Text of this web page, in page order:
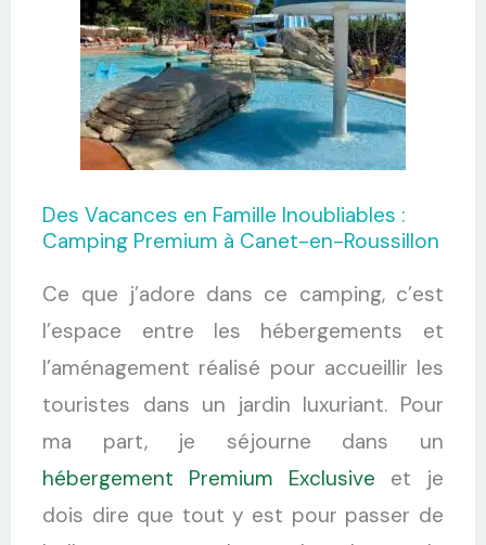
Des Vacances en Famille Inoubliables :
Camping Premium à Canet-en-Roussillon
Ce que j’adore dans ce camping, c’est
l’espace entre les hébergements et
l’aménagement réalisé pour accueillir les
touristes dans un jardin luxuriant. Pour
ma part, je séjourne dans un
hébergement Premium Exclusive et je
dois dire que tout y est pour passer de